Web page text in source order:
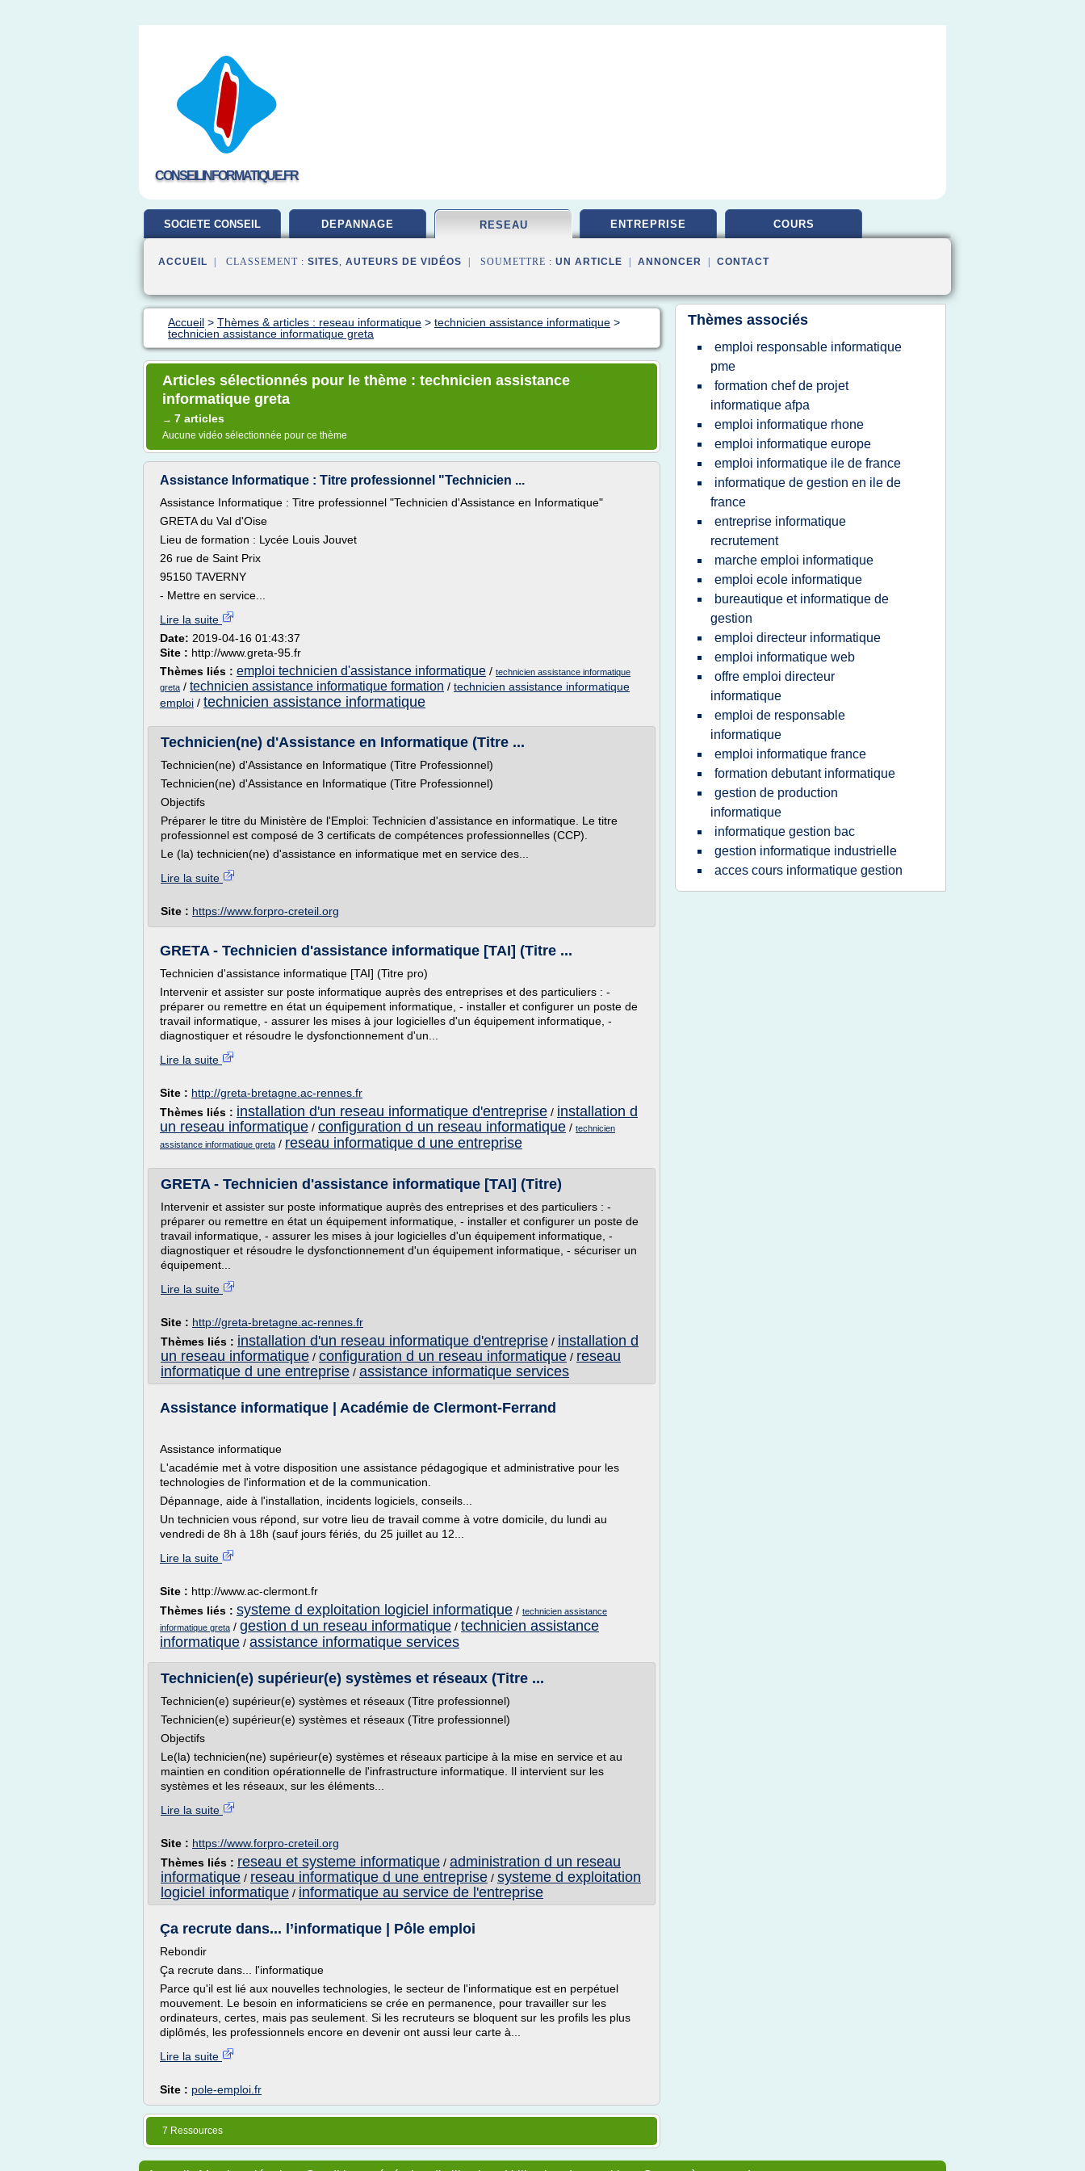
CONSEILINFORMATIQUE.FR
SOCIETE CONSEIL DEPANNAGE RESEAU ENTREPRISE COURS
ACCUEIL | CLASSEMENT : SITES, AUTEURS DE VIDÉOS | SOUMETTRE : UN ARTICLE ANNONCER CONTACT
Accueil > Thèmes & articles : reseau informatique > technicien assistance informatique >
technicien assistance informatique greta
Articles sélectionnés pour le thème : technicien assistance
informatique greta
→ 7 articles
Aucune vidéo sélectionnée pour ce thème
Assistance Informatique : Titre professionnel "Technicien ...
Assistance Informatique : Titre professionnel "Technicien d'Assistance en Informatique"
GRETA du Val d'Oise
Lieu de formation : Lycée Louis Jouvet
26 rue de Saint Prix
95150 TAVERNY
- Mettre en service...
Lire la suite
Date: 2019-04-16 01:43:37
Site : http://www.greta-95.fr
Thèmes liés : emploi technicien d'assistance informatique / technicien assistance informatique
greta / technicien assistance informatique formation / technicien assistance informatique
emploi / technicien assistance informatique
Technicien(ne) d'Assistance en Informatique (Titre ...
Technicien(ne) d'Assistance en Informatique (Titre Professionnel)
Technicien(ne) d'Assistance en Informatique (Titre Professionnel)
Objectifs
Préparer le titre du Ministère de l'Emploi: Technicien d'assistance en informatique. Le titre
professionnel est composé de 3 certificats de compétences professionnelles (CCP).
Le (la) technicien(ne) d'assistance en informatique met en service des...
Lire la suite
Site : https://www.forpro-creteil.org
GRETA - Technicien d'assistance informatique [TAI] (Titre ...
Technicien d'assistance informatique [TAI] (Titre pro)
Intervenir et assister sur poste informatique auprès des entreprises et des particuliers : -
préparer ou remettre en état un équipement informatique, - installer et configurer un poste de
travail informatique, - assurer les mises à jour logicielles d'un équipement informatique, -
diagnostiquer et résoudre le dysfonctionnement d'un...
Lire la suite
Site : http://greta-bretagne.ac-rennes.fr
Thèmes liés : installation d'un reseau informatique d'entreprise / installation d
un reseau informatique / configuration d un reseau informatique / technicien
assistance informatique greta / reseau informatique d une entreprise
GRETA - Technicien d'assistance informatique [TAI] (Titre)
Intervenir et assister sur poste informatique auprès des entreprises et des particuliers : -
préparer ou remettre en état un équipement informatique, - installer et configurer un poste de
travail informatique, - assurer les mises à jour logicielles d'un équipement informatique, -
diagnostiquer et résoudre le dysfonctionnement d'un équipement informatique, - sécuriser un
équipement...
Lire la suite
Site : http://greta-bretagne.ac-rennes.fr
Thèmes liés : installation d'un reseau informatique d'entreprise / installation d
un reseau informatique / configuration d un reseau informatique / reseau
informatique d une entreprise / assistance informatique services
Assistance informatique | Académie de Clermont-Ferrand
Assistance informatique
L'académie met à votre disposition une assistance pédagogique et administrative pour les
technologies de l'information et de la communication.
Dépannage, aide à l'installation, incidents logiciels, conseils...
Un technicien vous répond, sur votre lieu de travail comme à votre domicile, du lundi au
vendredi de 8h à 18h (sauf jours fériés, du 25 juillet au 12...
Lire la suite
Site : http://www.ac-clermont.fr
Thèmes liés : systeme d exploitation logiciel informatique / technicien assistance
informatique greta / gestion d un reseau informatique / technicien assistance
informatique / assistance informatique services
Technicien(e) supérieur(e) systèmes et réseaux (Titre ...
Technicien(e) supérieur(e) systèmes et réseaux (Titre professionnel)
Technicien(e) supérieur(e) systèmes et réseaux (Titre professionnel)
Objectifs
Le(la) technicien(ne) supérieur(e) systèmes et réseaux participe à la mise en service et au
maintien en condition opérationnelle de l'infrastructure informatique. Il intervient sur les
systèmes et les réseaux, sur les éléments...
Lire la suite
Site : https://www.forpro-creteil.org
Thèmes liés : reseau et systeme informatique / administration d un reseau
informatique / reseau informatique d une entreprise / systeme d exploitation
logiciel informatique / informatique au service de l'entreprise
Ça recrute dans... l’informatique | Pôle emploi
Rebondir
Ça recrute dans... l'informatique
Parce qu'il est lié aux nouvelles technologies, le secteur de l'informatique est en perpétuel
mouvement. Le besoin en informaticiens se crée en permanence, pour travailler sur les
ordinateurs, certes, mais pas seulement. Si les recruteurs se bloquent sur les profils les plus
diplômés, les professionnels encore en devenir ont aussi leur carte à...
Lire la suite
Site : pole-emploi.fr
7 Ressources
Thèmes associés
emploi responsable informatique
pme
formation chef de projet
informatique afpa
emploi informatique rhone
emploi informatique europe
emploi informatique ile de france
informatique de gestion en ile de
france
entreprise informatique
recrutement
marche emploi informatique
emploi ecole informatique
bureautique et informatique de
gestion
emploi directeur informatique
emploi informatique web
offre emploi directeur
informatique
emploi de responsable
informatique
emploi informatique france
formation debutant informatique
gestion de production
informatique
informatique gestion bac
gestion informatique industrielle
acces cours informatique gestion